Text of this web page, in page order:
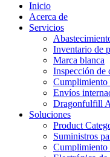
Inicio
Acerca de
Servicios
Inventario de
Marca blanca
Inspección de
Cumplimiento
Envíos
Dragonfulfill
Soluciones
Product
Suministros
Cumplimiento